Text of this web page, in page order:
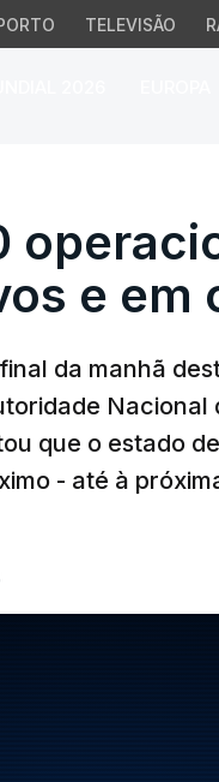
TELEVISÃO
e em
da manhã
Nacional
que o estado
- até à